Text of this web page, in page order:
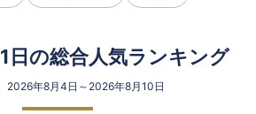
の総合人気ランキング
2026年8月4日～2026年8月10日